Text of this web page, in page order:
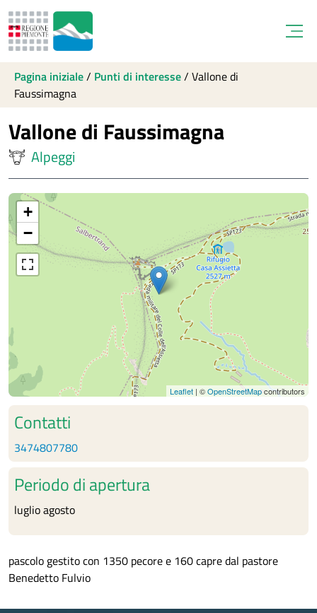
Pagina iniziale/ Punti di interesse/ Vallone di
Faussimagna
Vallone di Faussimagna
Alpeggi
+
−
Leaflet| ©OpenStreetMapcontributors
Contatti
3474807780
Periodo di apertura
luglio agosto
pascolo gestito con 1350 pecore e 160 capre dal pastore
Benedetto Fulvio